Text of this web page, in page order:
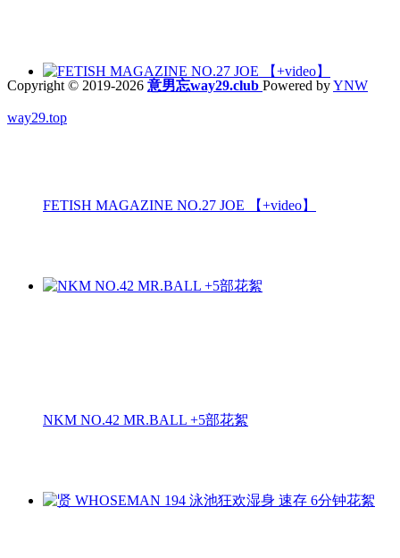
FETISH MAGAZINE NO.27 JOE 【+video】
NKM NO.42 MR.BALL +5部花絮
Copyright © 2019-2026 意男忘way29.club Powered byYNW
way29.top